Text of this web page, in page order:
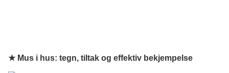
★ Mus i hus: tegn, tiltak og effektiv bekjempelse